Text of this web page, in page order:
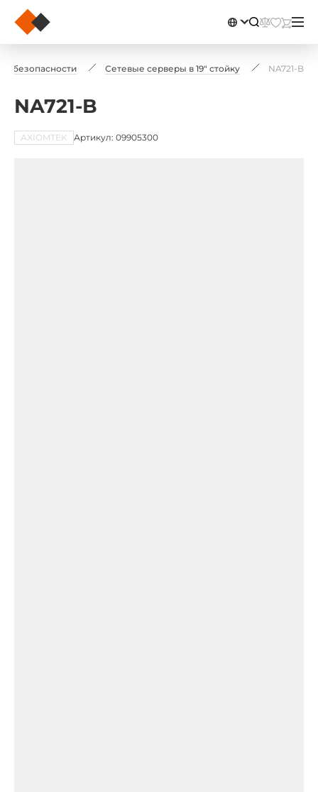
безопасности Сетевые серверы в 19" стойку NA721-B
NA721-B
AXIOMTEK Артикул: 09905300